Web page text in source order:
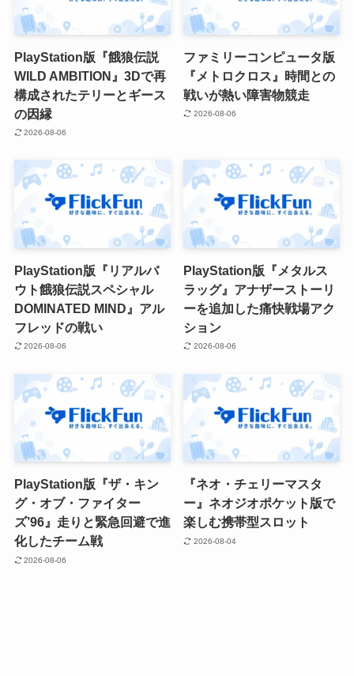
PlayStation版『餓狼伝説
WILD AMBITION』3Dで再
構成されたテリーとギース
の因縁
2026-08-06
ファミリーコンピュータ版
『メトロクロス』時間との
戦いが熱い障害物競走
2026-08-06
PlayStation版『リアルバ
ウト餓狼伝説スペシャル
DOMINATED MIND』アル
フレッドの戦い
2026-08-06
PlayStation版『メタルス
ラッグ』アナザーストーリ
ーを追加した痛快戦場アク
ション
2026-08-06
PlayStation版『ザ・キン
グ・オブ・ファイター
ズ’96』走りと緊急回避で進
化したチーム戦
2026-08-06
『ネオ・チェリーマスタ
ー』ネオジオポケット版で
楽しむ携帯型スロット
2026-08-04